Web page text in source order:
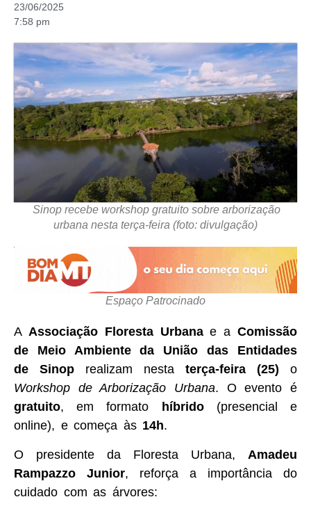
23/06/2025
7:58 pm
Sinop recebe workshop gratuito sobre arborização
urbana nesta terça-feira (foto: divulgação)
Espaço Patrocinado
A Associação Floresta Urbanae aComissão
de Meio Ambiente da União das Entidades
de Sinop realizam nesta terça-feira (25) o
Workshop de Arborização Urbana. O evento é
gratuito, em formato híbrido(presencial e
online), e começa às 14h.
O presidente da Floresta Urbana, Amadeu
Rampazzo Junior, reforça a importância do
cuidado com as árvores: